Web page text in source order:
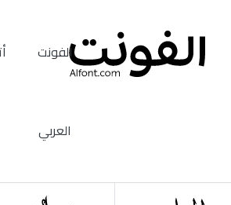
الفونت
العربي